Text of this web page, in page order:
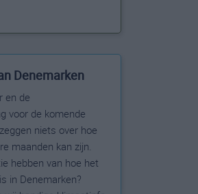
Denemarken
en de
voor de komende
niets over hoe
maanden kan zijn.
hebben van hoe het
in Denemarken?